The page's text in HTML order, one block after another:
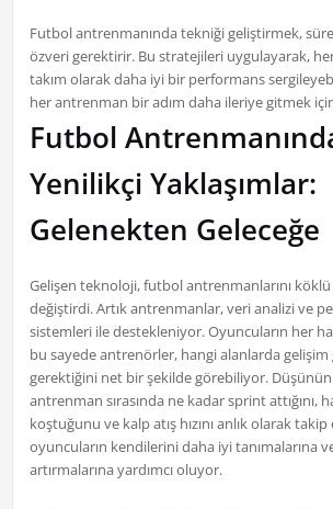
Futbol antrenmanında tekniği geliştirmek,
özveri gerektirir. Bu stratejileri uygulayarak,
takım olarak daha iyi bir performans
her antrenman bir adım daha ileriye gitmek
Futbol
Yenilikçi Yaklaşımlar:
Gelenekten Geleceğe
Gelişen teknoloji, futbol antrenmanlarını
değiştirdi. Artık antrenmanlar, veri analizi ve
sistemleri ile destekleniyor. Oyuncuların her
bu sayede antrenörler, hangi alanlarda
gerektiğini net bir şekilde görebiliyor.
antrenman sırasında ne kadar sprint attığını,
koştuğunu ve kalp atış hızını anlık olarak
oyuncuların kendilerini daha iyi tanımalarına
artırmalarına yardımcı oluyor.